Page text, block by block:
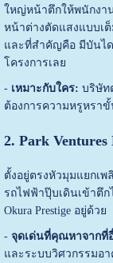
ใหญ่หน้าตึกให้พนักงา
หน้าต่างตัดแสงแบบเต็
และที่สำคัญคือ มีบันได
โครงการเลย
- เหมาะกับใคร: บริษัท
ต้องการความหรูหรา
2. Park
ตั้งอยู่ตรงหัวมุมแยกเ
รถไฟฟ้าปุ๊บเดินเข้าตึ
Okura Prestige อยู่ด้วย
- จุดเด่นที่คุณหาจากที่
และระบบวิศวกรรมอ